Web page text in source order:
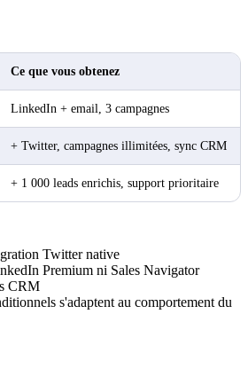
Ce que vous obtenez
LinkedIn + email, 3 campagnes
+ Twitter, campagnes illimitées, sync CRM
+ 1 000 leads enrichis, support prioritaire
Twitter native
Premium ni Sales Navigator
CRM
s'adaptent au comportement du